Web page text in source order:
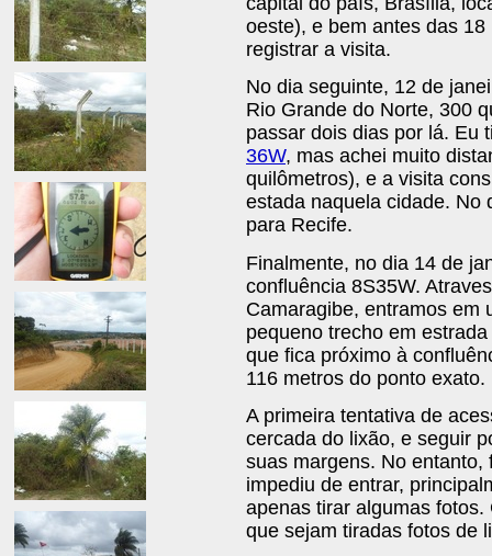
oeste), e bem antes das
registrar a visita.
No dia seguinte, 12 de
Rio Grande do Norte, 300
passar dois dias por lá. Eu
36W, mas achei muito
quilômetros), e a visita
estada naquela cidade. No
para Recife.
Finalmente, no dia 14 de
confluência 8S35W.
Camaragibe, entramos em
pequeno trecho em
que fica próximo à
116 metros do ponto exato.
A primeira tentativa de
cercada do lixão, e seguir
suas margens. No
impediu de entrar,
apenas tirar algumas
que sejam tiradas fotos de